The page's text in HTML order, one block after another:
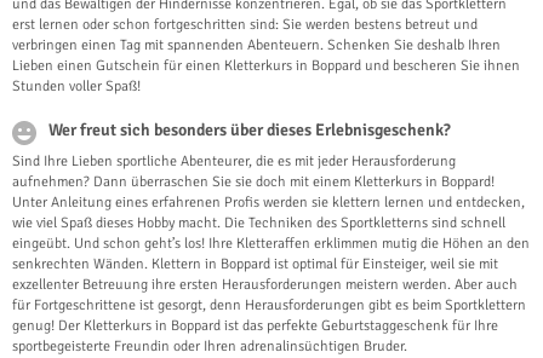
und das Bewältigen der Hindernisse konzentrieren. Egal, ob sie das Sportklettern
erst lernen oder schon fortgeschritten sind: Sie werden bestens betreut und
verbringen einen Tag mit spannenden Abenteuern. Schenken Sie deshalb Ihren
Lieben einen Gutschein für einen Kletterkurs in Boppard und bescheren Sie ihnen
Stunden voller Spaß!
Wer freut sich besonders über dieses Erlebnisgeschenk?
Sind Ihre Lieben sportliche Abenteurer, die es mit jeder Herausforderung
aufnehmen? Dann überraschen Sie sie doch mit einem Kletterkurs in Boppard!
Unter Anleitung eines erfahrenen Profis werden sie klettern lernen und entdecken,
wie viel Spaß dieses Hobby macht. Die Techniken des Sportkletterns sind schnell
eingeübt. Und schon geht’s los! Ihre Kletteraffen erklimmen mutig die Höhen an den
senkrechten Wänden. Klettern in Boppard ist optimal für Einsteiger, weil sie mit
exzellenter Betreuung ihre ersten Herausforderungen meistern werden. Aber auch
für Fortgeschrittene ist gesorgt, denn Herausforderungen gibt es beim Sportklettern
genug! Der Kletterkurs in Boppard ist das perfekte Geburtstaggeschenk für Ihre
sportbegeisterte Freundin oder Ihren adrenalinsüchtigen Bruder.